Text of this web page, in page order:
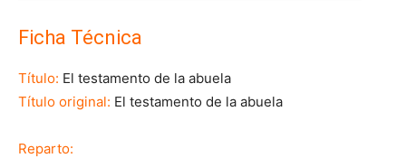
Ficha Técnica
Título: El testamento de la abuela
Título original: El testamento de la abuela
Reparto: